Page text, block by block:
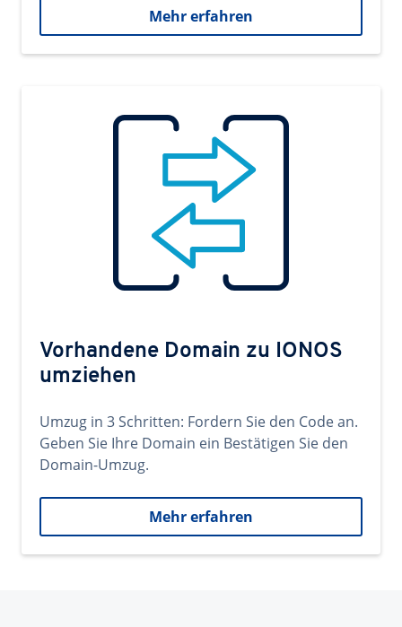
Mehr erfahren
Vorhandene Domain zu IONOS
umziehen
Umzug in 3 Schritten: Fordern Sie den Code an.
Geben Sie Ihre Domain ein Bestätigen Sie den
Domain-Umzug.
Mehr erfahren